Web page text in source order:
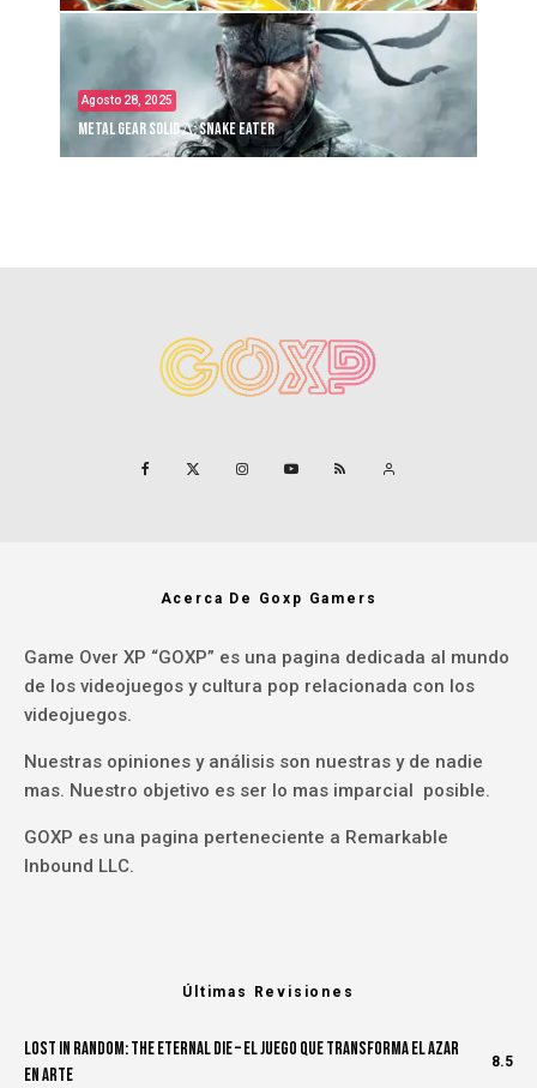
Agosto 28, 2025
Metal Gear Solid Δ: Snake Eater
Acerca De Goxp Gamers
Game Over XP “GOXP” es una pagina dedicada al mundo
de los videojuegos y cultura pop relacionada con los
videojuegos.
Nuestras opiniones y análisis son nuestras y de nadie
mas. Nuestro objetivo es ser lo mas imparcial posible.
GOXP es una pagina perteneciente a Remarkable
Inbound LLC.
Últimas Revisiones
Lost in Random: The Eternal Die – El Juego Que Transforma el Azar
en Arte
8.5